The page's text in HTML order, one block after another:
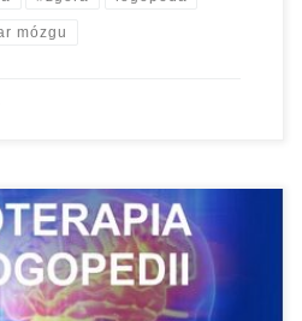
mózgu
– Wsparcie Osób z Zaburzeniami
w organizacji tego wydarzenia